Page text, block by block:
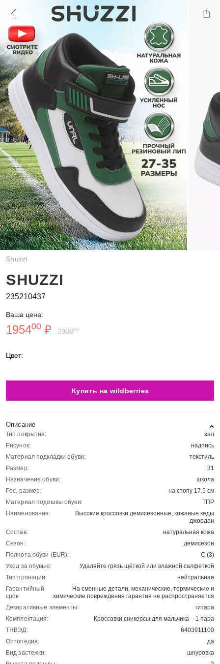
Shuzzi
SHUZZI
235210437
Ваша цена:
195400 ₽ 390800
Цвет:
Купить на wildberries
Описание
Тип покрытия:
зал
Рисунок:
надпись
Материал подкладки обуви:
текстиль
Размер:
31
Назначение обуви:
школа
Рос. размер:
на стопу 17.5 см
Материал подошвы обуви:
ТПР
Наименование:
Высокие кроссовки демисезонные, кожаные кеды
джордан
Состав:
натуральная кожа
Сезон:
демисезон
Полнота обуви (EUR):
С (3)
Уход за обувью:
Удаляйте грязь щёткой или влажной салфеткой
Тип пронации:
нейтральная
Гарантийный
срок:
На сменные детали, механические, термические и
химические повреждения гарантия не распространяется
Декоративные элементы:
гитара
Комплектация:
Кроссовки сникерсы для мальчика – 1 пара
ТНВЭД:
6403911100
Ортопедия:
да
Вид застежки:
шнуровка